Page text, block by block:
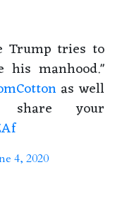
Trump tries to
manhood."
as well
your
4, 2020